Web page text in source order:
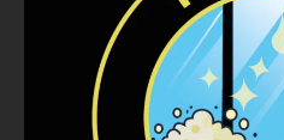
Parkstad